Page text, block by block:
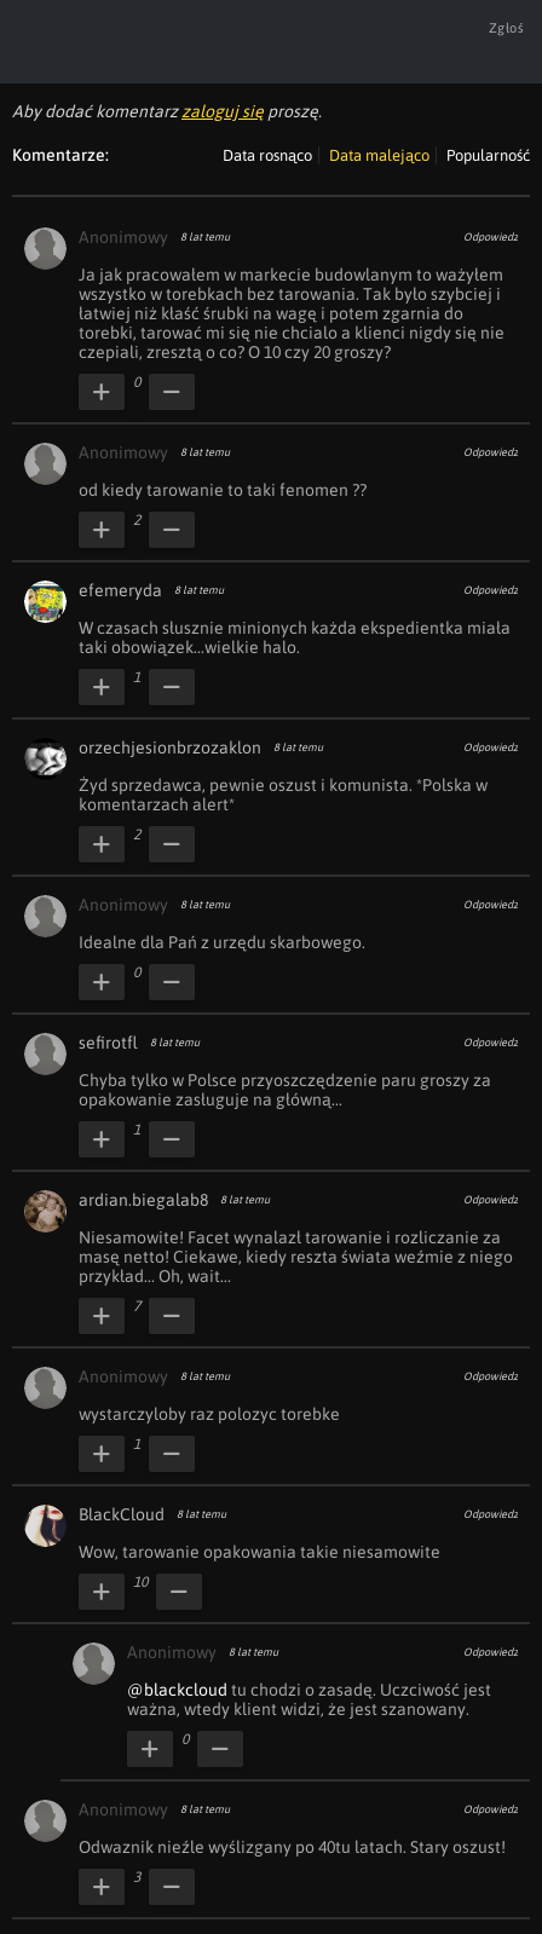
Zgłoś
Aby dodać komentarzzaloguj się proszę.
Komentarze: Data rosnąco Data malejąco Popularność
Anonimowy 8 lat temu Odpowiedz
Ja jak pracowałem w markecie budowlanym to ważyłem
wszystko w torebkach bez tarowania. Tak było szybciej i
łatwiej niż kłaść śrubki na wagę i potem zgarnia do
torebki, tarować mi się nie chcialo a klienci nigdy się nie
czepiali, zresztą o co? O 10 czy 20 groszy?
0
Anonimowy 8 lat temu Odpowiedz
od kiedy tarowanie to taki fenomen ??
2
efemeryda 8 lat temu Odpowiedz
W czasach słusznie minionych każda ekspedientka miała
taki obowiązek...wielkie halo.
1
orzechjesionbrzozaklon 8 lat temu Odpowiedz
Żyd sprzedawca, pewnie oszust i komunista. *Polska w
komentarzach alert*
2
Anonimowy 8 lat temu Odpowiedz
Idealne dla Pań z urzędu skarbowego.
0
sefirotfl 8 lat temu Odpowiedz
Chyba tylko w Polsce przyoszczędzenie paru groszy za
opakowanie zasługuje na główną...
1
ardian.biegalab8 8 lat temu Odpowiedz
Niesamowite! Facet wynalazł tarowanie i rozliczanie za
masę netto! Ciekawe, kiedy reszta świata weźmie z niego
przykład... Oh, wait...
7
Anonimowy 8 lat temu Odpowiedz
wystarczyloby raz polozyc torebke
1
BlackCloud 8 lat temu Odpowiedz
Wow, tarowanie opakowania takie niesamowite
10
Anonimowy 8 lat temu Odpowiedz
@blackcloud tu chodzi o zasadę. Uczciwość jest
ważna, wtedy klient widzi, że jest szanowany.
0
Anonimowy 8 lat temu Odpowiedz
Odwaznik nieźle wyślizgany po 40tu latach. Stary oszust!
3